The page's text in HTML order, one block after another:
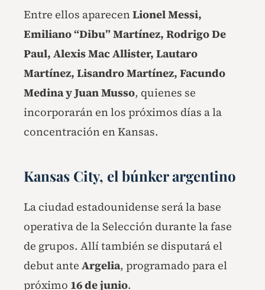
Entre ellos aparecenLionel Messi,
Emiliano “Dibu” Martínez, Rodrigo De
Paul, Alexis Mac Allister, Lautaro
Martínez, Lisandro Martínez, Facundo
Medina y Juan Musso, quienes se
incorporarán en los próximos días a la
concentración en Kansas.
Kansas City, el búnker argentino
La ciudad estadounidense será la base
operativa de la Selección durante la fase
de grupos. Allí también se disputará el
debut ante Argelia, programado para el
próximo 16 de junio.